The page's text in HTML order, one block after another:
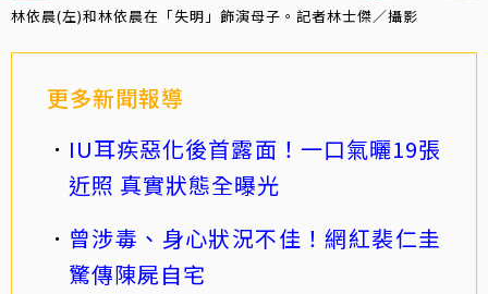
林依晨(左)和林依晨在「失明」飾演母子。記者林士傑／攝影
更多新聞報導
IU耳疾惡化後首露面！一口氣曬19張
近照 真實狀態全曝光
曾涉毒、身心狀況不佳！網紅裴仁圭
驚傳陳屍自宅